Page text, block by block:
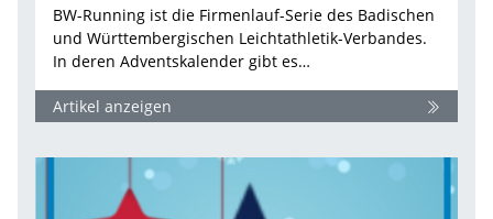
BW-Running ist die Firmenlauf-Serie des Badischen
und Württembergischen Leichtathletik-Verbandes.
In deren Adventskalender gibt es…
Artikel anzeigen